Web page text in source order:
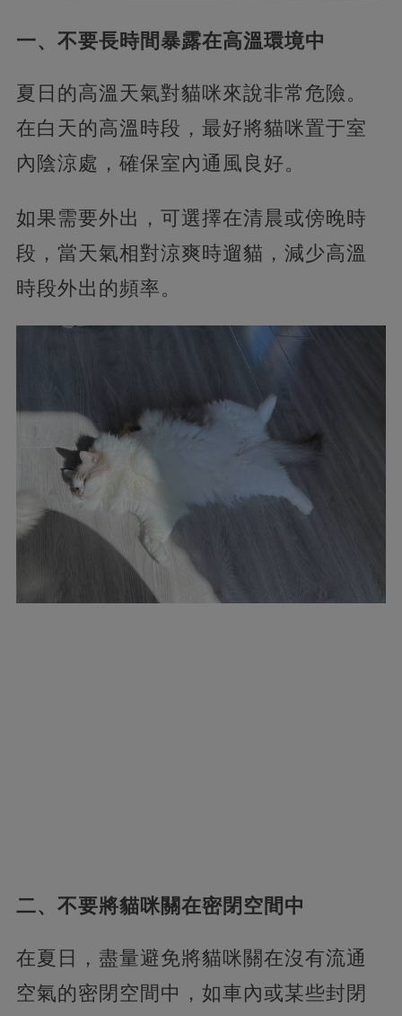
一、不要長時間暴露在高溫環境中
夏日的高溫天氣對貓咪來說非常危險。
在白天的高溫時段，最好將貓咪置于室
內陰涼處，確保室內通風良好。
如果需要外出，可選擇在清晨或傍晚時
段，當天氣相對涼爽時遛貓，減少高溫
時段外出的頻率。
二、不要將貓咪關在密閉空間中
在夏日，盡量避免將貓咪關在沒有流通
空氣的密閉空間中，如車內或某些封閉